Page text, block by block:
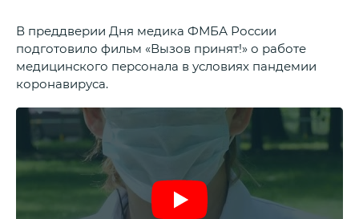
В преддверии Дня медика ФМБА России
подготовило фильм «Вызов принят!» о работе
медицинского персонала в условиях пандемии
коронавируса.